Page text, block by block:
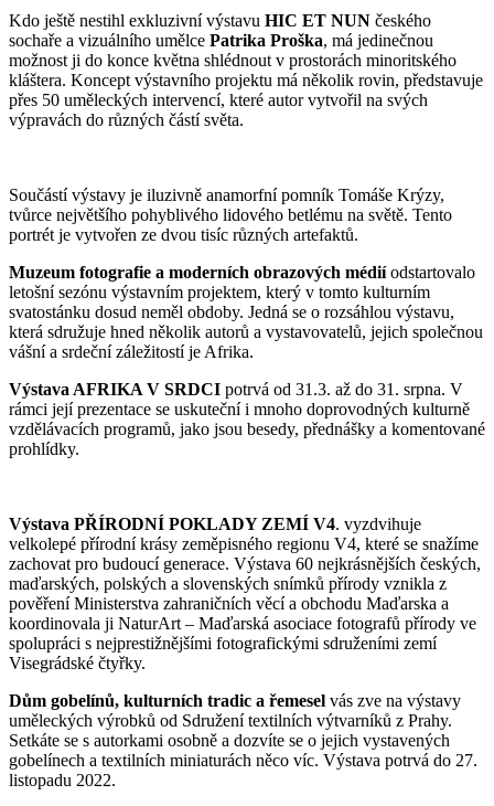
Kdo ještě nestihl exkluzivní výstavu HIC ET NUN českého
sochaře a vizuálního umělce Patrika Proška, má jedinečnou
možnost ji do konce května shlédnout v prostorách minoritského
kláštera. Koncept výstavního projektu má několik rovin, představuje
přes 50 uměleckých intervencí, které autor vytvořil na svých
výpravách do různých částí světa.
Součástí výstavy je iluzivně anamorfní pomník Tomáše Krýzy,
tvůrce největšího pohyblivého lidového betlému na světě. Tento
portrét je vytvořen ze dvou tisíc různých artefaktů.
Muzeum fotografie a moderních obrazových médiíodstartovalo
letošní sezónu výstavním projektem, který v tomto kulturním
svatostánku dosud neměl obdoby. Jedná se o rozsáhlou výstavu,
která sdružuje hned několik autorů a vystavovatelů, jejich společnou
vášní a srdeční záležitostí je Afrika.
Výstava AFRIKA V SRDCI potrvá od 31.3. až do 31. srpna. V
rámci její prezentace se uskuteční i mnoho doprovodných kulturně
vzdělávacích programů, jako jsou besedy, přednášky a komentované
prohlídky.
Výstava PŘÍRODNÍ POKLADY ZEMÍ V4. vyzdvihuje
velkolepé přírodní krásy zeměpisného regionu V4, které se snažíme
zachovat pro budoucí generace. Výstava 60 nejkrásnějších českých,
maďarských, polských a slovenských snímků přírody vznikla z
pověření Ministerstva zahraničních věcí a obchodu Maďarska a
koordinovala ji NaturArt ‒ Maďarská asociace fotografů přírody ve
spolupráci s nejprestižnějšími fotografickými sdruženími zemí
Visegrádské čtyřky.
Dům gobelínů, kulturních tradic a řemesel vás zve na výstavy
uměleckých výrobků od Sdružení textilních výtvarníků z Prahy.
Setkáte se s autorkami osobně a dozvíte se o jejich vystavených
gobelínech a textilních miniaturách něco víc. Výstava potrvá do 27.
listopadu 2022.